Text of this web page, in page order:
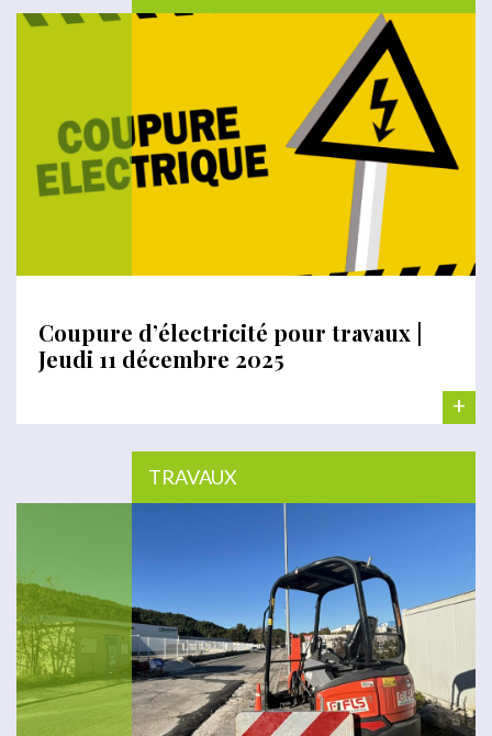
Coupure d’électricité pour travaux |
Jeudi 11 décembre 2025
+
TRAVAUX